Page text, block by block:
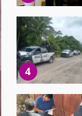
4
5